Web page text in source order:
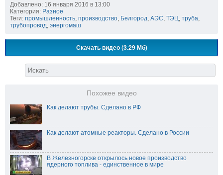
Добавлено: 16 января 2016 в 13:00
Категория: Разное
Теги: промышленность производство Белгород АЭС ТЭЦ труба
трубопровод энергомаш
Скачать видео (3.29 Мб)
Похожее видео
Как делают трубы. Сделано в РФ
Как делают атомные реакторы. Сделано в России
В Железногорске открылось новое производство
ядерного топлива - единственное в мире